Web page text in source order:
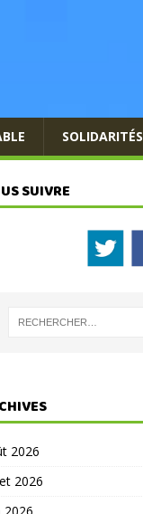
SOLIDARITÉS
SUIVRE
2026
2026
2026